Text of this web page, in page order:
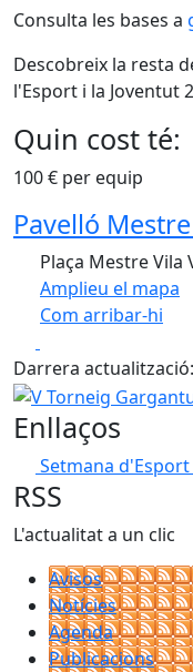
Consulta les bases a
Descobreix la resta
l'Esport i la Joventut
Quin cost té:
100 € per equip
Pavelló
Plaça Mestre Vila
Amplieu el mapa
Com arribar-hi
+
−
Darrera
V Torneig Gargantua
Enllaços
Setmana
RSS
L'actualitat a un clic
Avisos
Notícies
Agenda
Publicacions